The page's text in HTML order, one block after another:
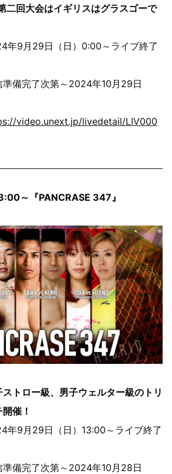
二回大会はイギリスはグラスゴーで
年9月29日（日）0:00～ライブ終了
準備完了次第～2024年10月29日
video.unext.jp/livedetail/LIV000
～『PANCRASE 347』
トロー級、男子ウェルター級のトリ
催！
年9月29日（日）13:00～ライブ終了
準備完了次第～2024年10月28日